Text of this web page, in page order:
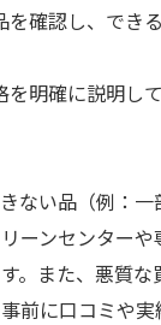
を確認し、でき
を明確に説明し
ない品（例：一
ーンセンターや
。また、悪質な
前に口コミや